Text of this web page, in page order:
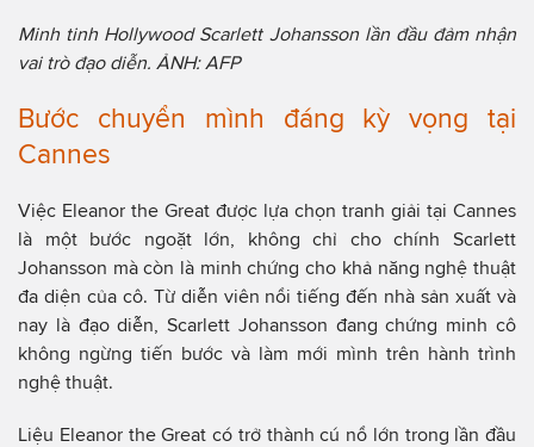
Minh tinh Hollywood Scarlett Johansson lần đầu đảm nhận
vai trò đạo diễn. ẢNH: AFP
Bước chuyển mình đáng kỳ vọng tại
Cannes
Việc Eleanor the Great được lựa chọn tranh giải tại Cannes
là một bước ngoặt lớn, không chỉ cho chính Scarlett
Johansson mà còn là minh chứng cho khả năng nghệ thuật
đa diện của cô. Từ diễn viên nổi tiếng đến nhà sản xuất và
nay là đạo diễn, Scarlett Johansson đang chứng minh cô
không ngừng tiến bước và làm mới mình trên hành trình
nghệ thuật.
Liệu Eleanor the Great có trở thành cú nổ lớn trong lần đầu